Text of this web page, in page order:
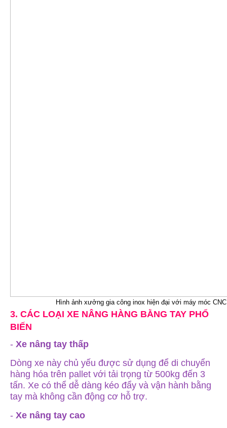
Hình ảnh xưởng gia công inox hiện đại với máy móc
3. CÁC LOẠI XE NÂNG HÀNG BẰNG TAY PHỔ
BIẾN
- Xe nâng tay thấp
Dòng xe này chủ yếu được sử dụng để di chuyển
hàng hóa trên pallet với tải trọng từ 500kg đến 3
tấn. Xe có thể dễ dàng kéo đẩy và vận hành bằng
tay mà không cần động cơ hỗ trợ.
- Xe nâng tay cao